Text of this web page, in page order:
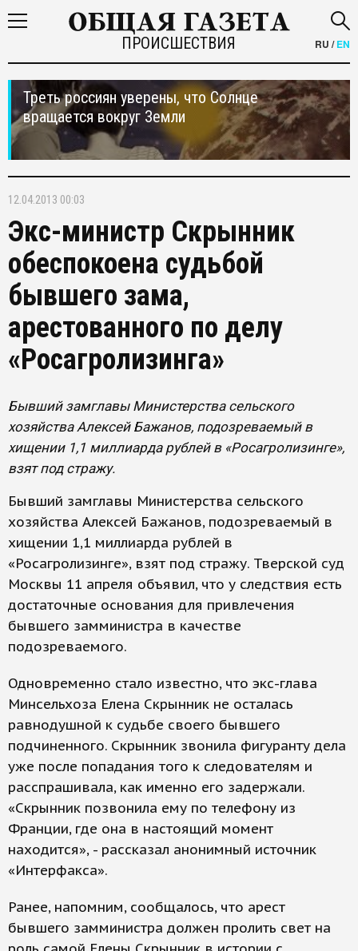
ПРОИСШЕСТВИЯ RU /EN
Треть россиян уверены, что Солнце
вращается вокруг Земли
12.04.2013 00:03
Экс-министр Скрынник
обеспокоена судьбой
бывшего зама,
арестованного по делу
«Росагролизинга»
Бывший замглавы Министерства сельского
хозяйства Алексей Бажанов, подозреваемый в
хищении 1,1 миллиарда рублей в «Росагролизинге»,
взят под стражу.
Бывший замглавы Министерства сельского
хозяйства Алексей Бажанов, подозреваемый в
хищении 1,1 миллиарда рублей в
«Росагролизинге», взят под стражу. Тверской суд
Москвы 11 апреля объявил, что у следствия есть
достаточные основания для привлечения
бывшего замминистра в качестве
подозреваемого.
Одновременно стало известно, что экс-глава
Минсельхоза Елена Скрынник не осталась
равнодушной к судьбе своего бывшего
подчиненного. Скрынник звонила фигуранту дела
уже после попадания того к следователям и
расспрашивала, как именно его задержали.
«Скрынник позвонила ему по телефону из
Франции, где она в настоящий момент
находится», - рассказал анонимный источник
«Интерфакса».
Ранее, напомним, сообщалось, что арест
бывшего замминистра должен пролить свет на